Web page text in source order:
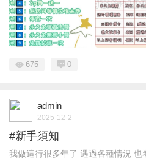
675 0
admin
2025-12-2
#新手須知
我做這行很多年了 遇過各種情況